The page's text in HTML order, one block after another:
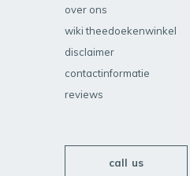
over ons
wiki theedoekenwinkel
disclaimer
contactinformatie
reviews
call us